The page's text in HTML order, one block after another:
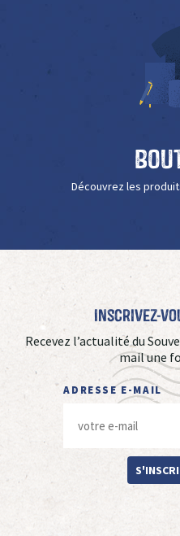
Découvrez les
Inscrivez-
Recevez l’actualité du
mail une
ADRESSE E-MAIL